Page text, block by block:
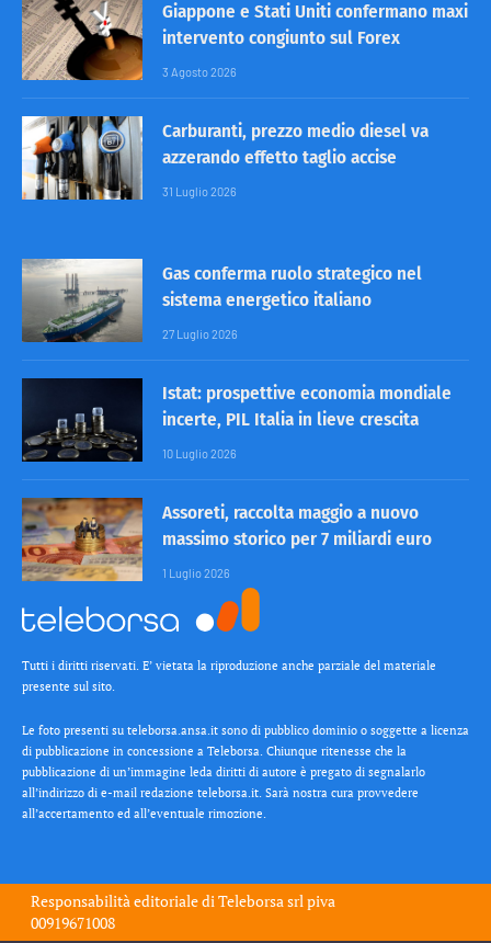
Giappone e Stati Uniti confermano maxi
intervento congiunto sul Forex
3 Agosto 2026
Carburanti, prezzo medio diesel va
azzerando effetto taglio accise
31 Luglio 2026
Gas conferma ruolo strategico nel
sistema energetico italiano
27 Luglio 2026
Istat: prospettive economia mondiale
incerte, PIL Italia in lieve crescita
10 Luglio 2026
Assoreti, raccolta maggio a nuovo
massimo storico per 7 miliardi euro
1 Luglio 2026
Tutti i diritti riservati. E’ vietata la riproduzione anche parziale del materiale
presente sul sito.
Le foto presenti su teleborsa.ansa.it sono di pubblico dominio o soggette a licenza
di pubblicazione in concessione a Teleborsa. Chiunque ritenesse che la
pubblicazione di un’immagine leda diritti di autore è pregato di segnalarlo
all’indirizzo di e-mail redazione teleborsa.it. Sarà nostra cura provvedere
all’accertamento ed all’eventuale rimozione.
Responsabilità editoriale diTeleborsa srlpiva
00919671008